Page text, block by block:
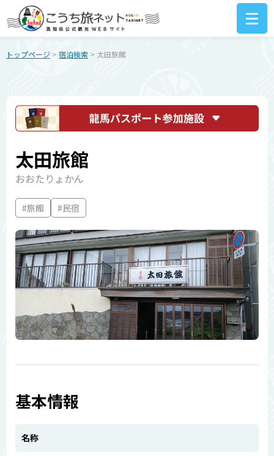
トップページ > 宿泊検索 > 太田旅館
太田旅館
おおたりょかん
#旅館 #民宿
基本情報
名称